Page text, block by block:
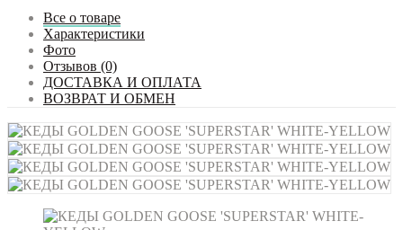
Все о товаре
Характеристики
Фото
Отзывов (0)
ДОСТАВКА И ОПЛАТА
ВОЗВРАТ И ОБМЕН